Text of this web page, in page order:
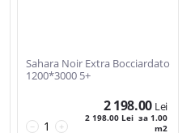
Sahara Noir Extra Bocciardato
1200*3000 5+
+
−
2 198.00 Lei
2 198.00 Lei за 1.00
m2